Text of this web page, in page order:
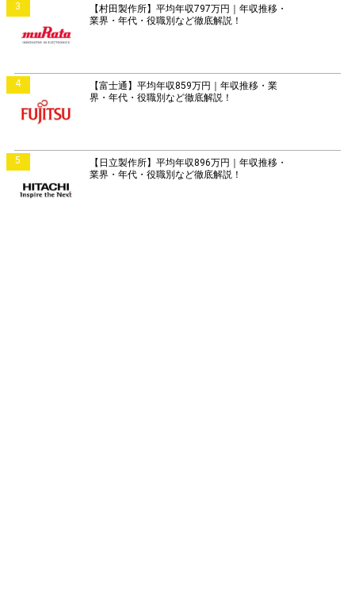
3
【村田製作所】平均年収797万円｜年収推移・
業界・年代・役職別など徹底解説！
4
【富士通】平均年収859万円｜年収推移・業
界・年代・役職別など徹底解説！
5
【日立製作所】平均年収896万円｜年収推移・
業界・年代・役職別など徹底解説！